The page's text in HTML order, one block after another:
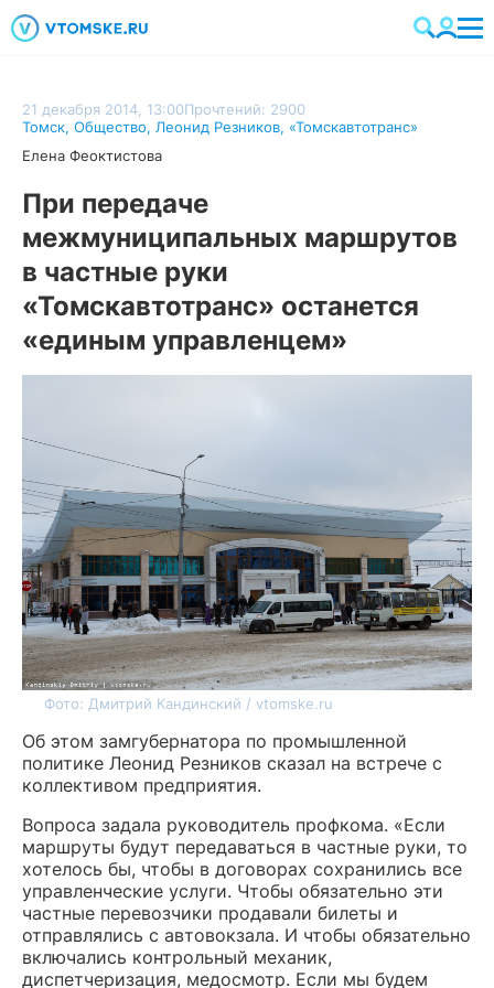
21 декабря 2014, 13:00Прочтений: 2900
Томск, Общество, Леонид Резников, «Томскавтотранс»
Елена Феоктистова
При передаче
межмуниципальных маршрутов
в частные руки
«Томскавтотранс» останется
«единым управленцем»
Фото: Дмитрий Кандинский / vtomske.ru
Об этом замгубернатора по промышленной
политике Леонид Резников сказал на встрече с
коллективом предприятия.
Вопроса задала руководитель профкома. «Если
маршруты будут передаваться в частные руки, то
хотелось бы, чтобы в договорах сохранились все
управленческие услуги. Чтобы обязательно эти
частные перевозчики продавали билеты и
отправлялись с автовокзала. И чтобы обязательно
включались контрольный механик,
диспетчеризация, медосмотр. Если мы будем